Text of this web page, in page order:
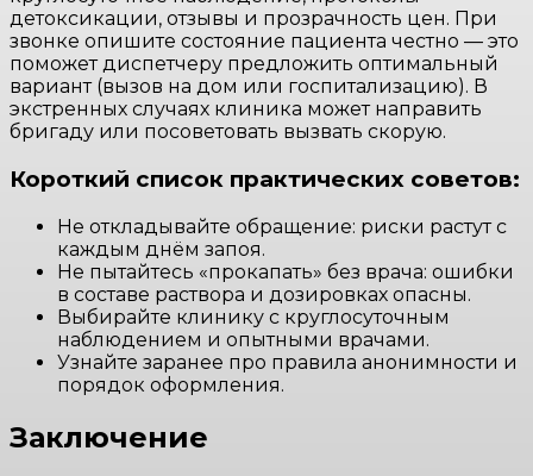
детоксикации, отзывы и прозрачность цен. При
звонке опишите состояние пациента честно — это
поможет диспетчеру предложить оптимальный
вариант (вызов на дом или госпитализацию). В
экстренных случаях клиника может направить
бригаду или посоветовать вызвать скорую.
Короткий список практических советов:
Не откладывайте обращение: риски растут с
каждым днём запоя.
Не пытайтесь «прокапать» без врача: ошибки
в составе раствора и дозировках опасны.
Выбирайте клинику с круглосуточным
наблюдением и опытными врачами.
Узнайте заранее про правила анонимности и
порядок оформления.
Заключение